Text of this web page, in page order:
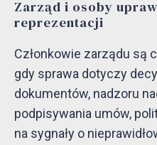
Zarząd i osoby
reprezentacji
Członkowie zarządu są
gdy sprawa dotyczy
dokumentów, nadzoru
podpisywania umów,
na sygnały o